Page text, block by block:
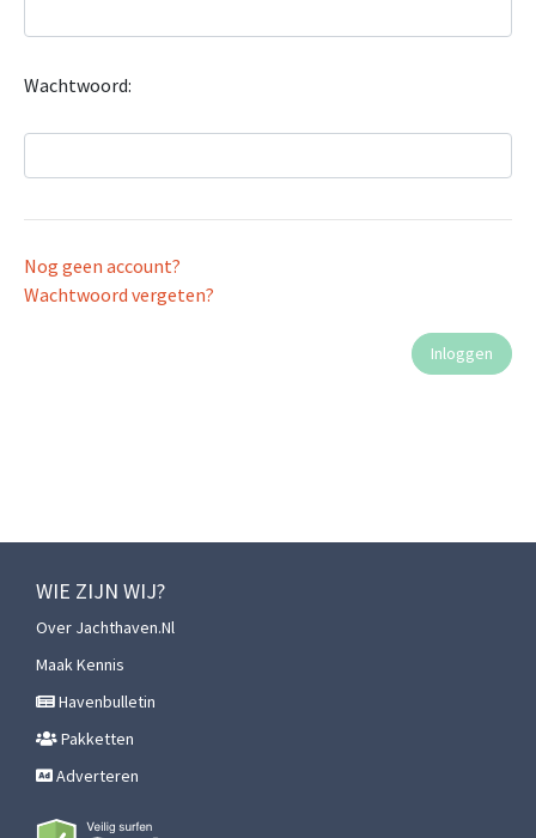
Wachtwoord:
Nog geen account?
Wachtwoord vergeten?
WIE ZIJN WIJ?
Over Jachthaven.nl
Maak Kennis
Havenbulletin
Pakketten
Adverteren